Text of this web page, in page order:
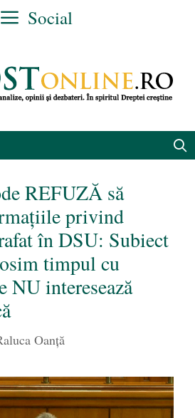
Social
REFUZĂ să
privind
în DSU: Subiect
timpul cu
NU interesează
Oanță